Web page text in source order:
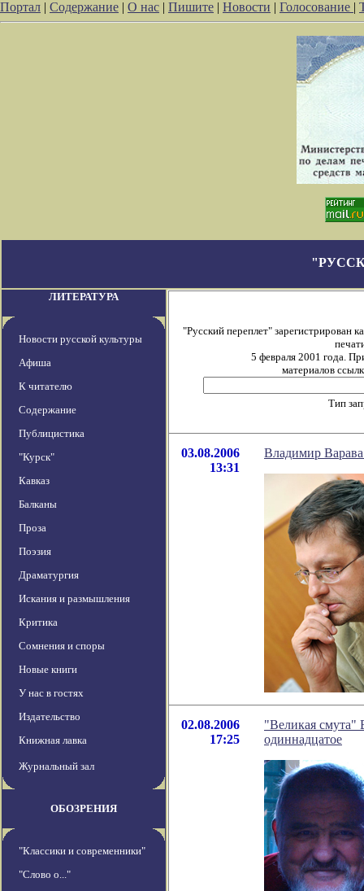
Портал | Содержание | О нас | Пишите | Новости | Голосование |
ЛИТЕРАТУРА
Новости русской культуры
Афиша
К читателю
Содержание
Публицистика
"Курск"
Кавказ
Балканы
Проза
Поэзия
Драматургия
Искания и размышления
Критика
Сомнения и споры
Новые книги
У нас в гостях
Издательство
Книжная лавка
Журнальный зал
ОБОЗРЕНИЯ
"Классики и современники"
"Слово о..."
"Русский переплет" зарегистрирован
5 февраля 2001 года.
материалов
Тип
03.08.2006
13:31
Владимир
02.08.2006
17:25
"Великая смута"
одиннадцатое